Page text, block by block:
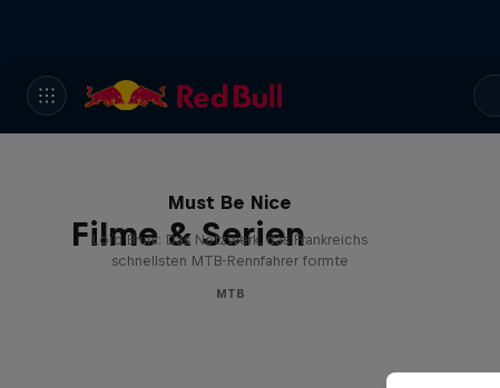
Filme & Serien
Must Be Nice
Loïc Bruni: Das Netzwerk, das Frankreichs
schnellsten MTB-Rennfahrer formte
MTB